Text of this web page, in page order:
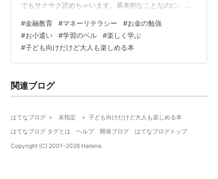
でもサクサク読めちゃいます。基本的なことなのに、知
後、大人も「なるほどね！」ってなります。そんな学習
ノベルです。 【金融教育*1】 「お金の勉強」って、今や
学校でもやってる時代ですよね。そう、今の小中学生は
授業で“お金”の話をきちんと習う時代になったんです。
た」って当たり前だったんですが、今は違い…
#金融教育 #マネーリテラシー #お金の勉強
#お小遣い #学習のベル #楽しく学ぶ
#子ども向けだけど大人も楽しめる本
関連ブログ
はてなブログ > 未指定 > 子ども向けだけど大人も楽しめる本
はてなブログ タグとは
ヘルプ 開発ブログ
はてなブログトップ
Copyright (C) 2001-2026 Hatena.